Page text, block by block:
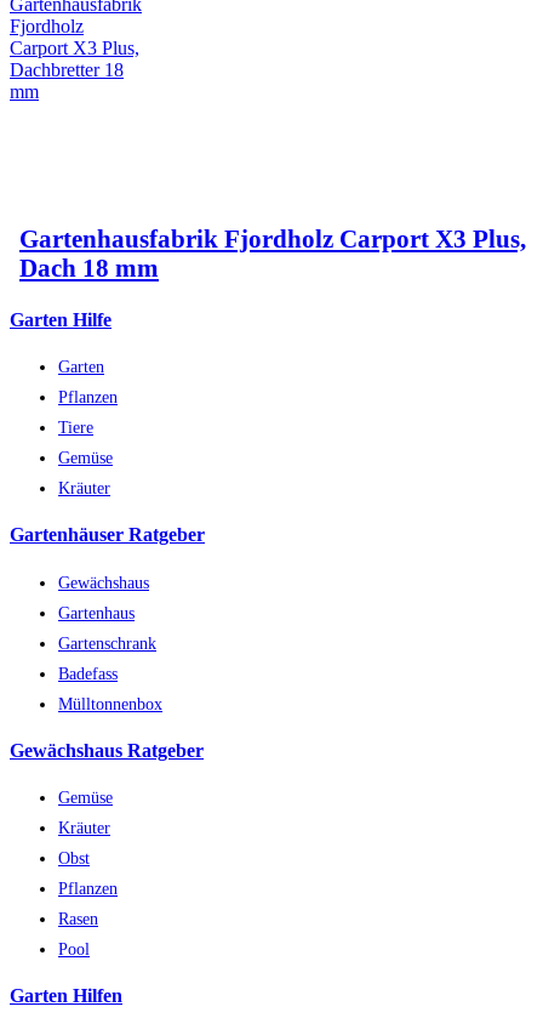
Gartenhausfabrik Fjordholz Carport X3 Plus,
Dach 18 mm
Garten Hilfe
Garten
Pflanzen
Tiere
Gemüse
Kräuter
Gartenhäuser Ratgeber
Gewächshaus
Gartenhaus
Gartenschrank
Badefass
Mülltonnenbox
Gewächshaus Ratgeber
Gemüse
Kräuter
Obst
Pflanzen
Rasen
Pool
Garten Hilfen